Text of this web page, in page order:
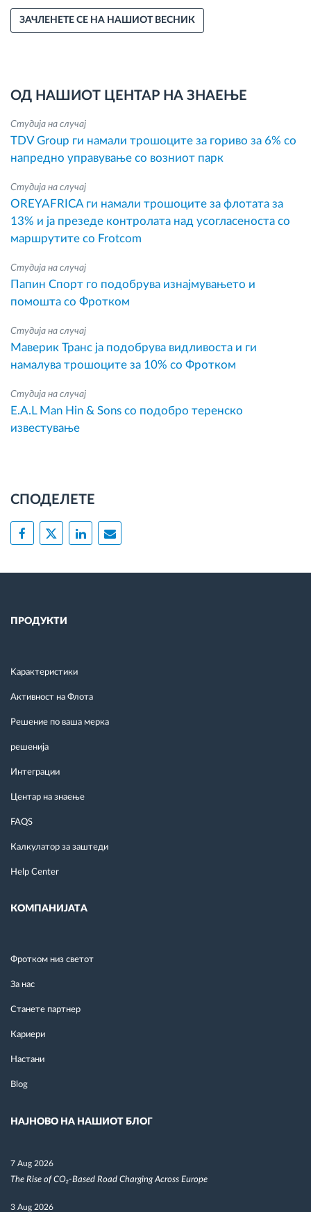
ЗАЧЛЕНЕТЕ СЕ НА НАШИОТ ВЕСНИК
ОД НАШИОТ ЦЕНТАР НА ЗНАЕЊЕ
Студија на случај
TDV Group ги намали трошоците за гориво за 6% со
напредно управување со возниот парк
Студија на случај
OREYAFRICA ги намали трошоците за флотата за
13% и ја презеде контролата над усогласеноста со
маршрутите со Frotcom
Студија на случај
Папин Спорт го подобрува изнајмувањето и
помошта со Фротком
Студија на случај
Маверик Транс ја подобрува видливоста и ги
намалува трошоците за 10% со Фротком
Студија на случај
E.A.L Man Hin & Sons со подобро теренско
известување
СПОДЕЛЕТЕ
ПРОДУКТИ
Kарактеристики
Активност на Флота
Решение по ваша мерка
решенија
Интеграции
Центар на знаење
FAQS
Калкулатор за заштеди
Help Center
КОМПАНИЈАТА
Фротком низ светот
За нас
Станете партнер
Кариери
Настани
Blog
НАЈНОВО НА НАШИОТ БЛОГ
7 Aug 2026
The Rise of CO₂-Based Road Charging Across Europe
3 Aug 2026